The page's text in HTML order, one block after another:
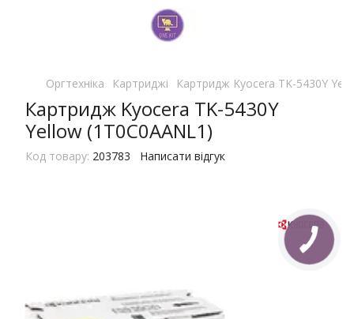
Оргтехніка Картриджі Картридж Kyocera TK-5430Y
Картридж Kyocera TK-5430Y
Yellow (1T0C0AANL1)
Код товару: 203783 Написати відгук